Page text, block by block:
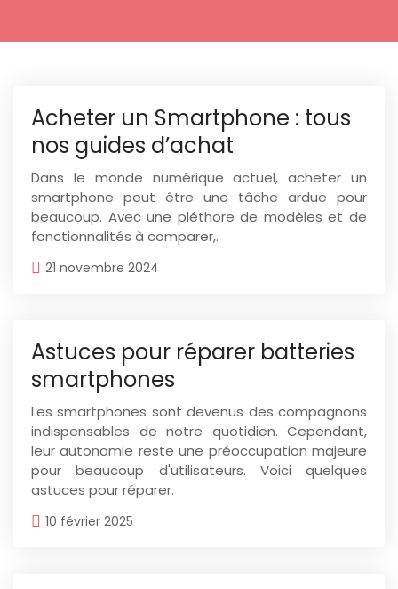
Acheter un Smartphone : tous
nos guides d’achat
Dans le monde numérique actuel, acheter un
smartphone peut être une tâche ardue pour
beaucoup. Avec une pléthore de modèles et de
fonctionnalités à comparer,.
21 novembre 2024
Astuces pour réparer batteries
smartphones
Les smartphones sont devenus des compagnons
indispensables de notre quotidien. Cependant,
leur autonomie reste une préoccupation majeure
pour beaucoup d'utilisateurs. Voici quelques
astuces pour réparer.
10 février 2025